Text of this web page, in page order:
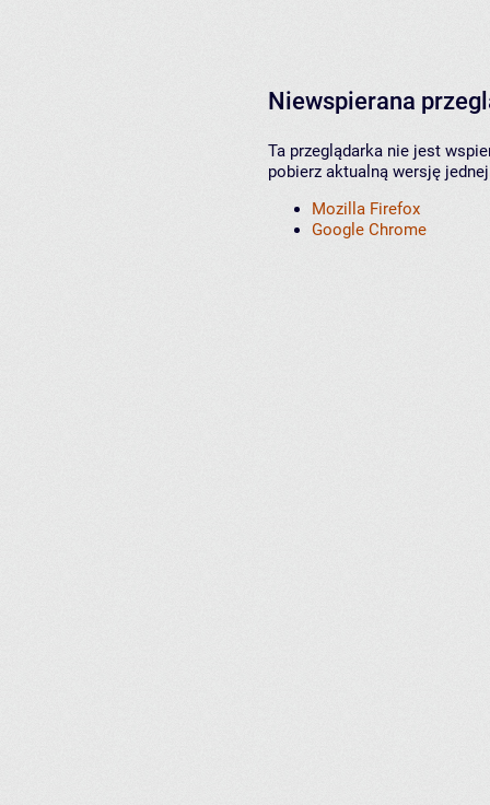
Niewspierana
Ta przeglądarka nie jest
pobierz aktualną wersję
Mozilla Firefox
Google Chrome